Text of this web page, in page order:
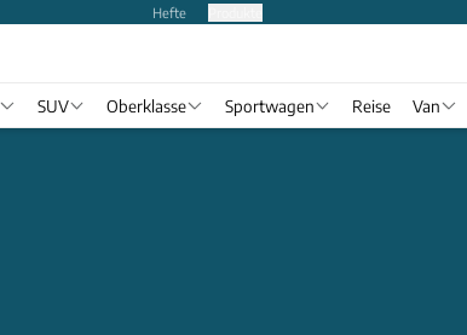
Hefte
SUV Oberklasse Sportwagen Reise Van